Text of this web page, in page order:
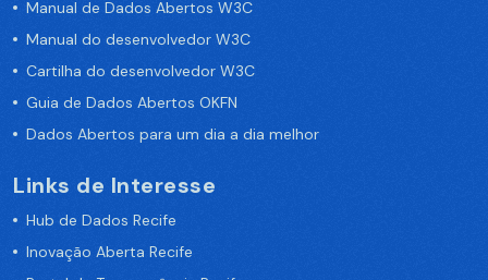
Manual de Dados Abertos W3C
Manual do desenvolvedor W3C
Cartilha do desenvolvedor W3C
Guia de Dados Abertos OKFN
Dados Abertos para um dia a dia melhor
Links de Interesse
Hub de Dados Recife
Inovação Aberta Recife